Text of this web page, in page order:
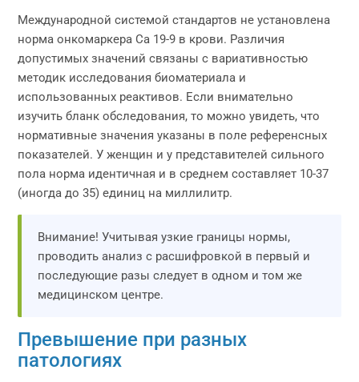
Международной системой стандартов не установлена
норма онкомаркера Са 19-9 в крови. Различия
допустимых значений связаны с вариативностью
методик исследования биоматериала и
использованных реактивов. Если внимательно
изучить бланк обследования, то можно увидеть, что
нормативные значения указаны в поле референсных
показателей. У женщин и у представителей сильного
пола норма идентичная и в среднем составляет 10-37
(иногда до 35) единиц на миллилитр.
Внимание! Учитывая узкие границы нормы,
проводить анализ с расшифровкой в первый и
последующие разы следует в одном и том же
медицинском центре.
Превышение при разных
патологиях